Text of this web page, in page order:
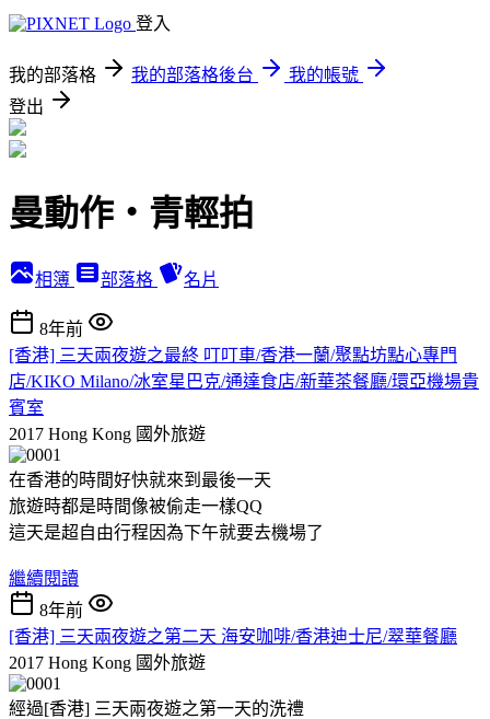
登入
我的部落格 我的部落格後台
我的帳號
登出
曼動作‧青輕拍
相簿 部落格 名片
8年前
[香港] 三天兩夜遊之最終 叮叮車/香港一蘭/聚點坊點心專門
店/KIKO Milano/冰室星巴克/通達食店/新華茶餐廳/環亞機場貴
賓室
2017 Hong Kong 國外旅遊
在香港的時間好快就來到最後一天
旅遊時都是時間像被偷走一樣QQ
這天是超自由行程因為下午就要去機場了
繼續閱讀
8年前
[香港] 三天兩夜遊之第二天 海安咖啡/香港迪士尼/翠華餐廳
2017 Hong Kong 國外旅遊
經過[香港] 三天兩夜遊之第一天的洗禮